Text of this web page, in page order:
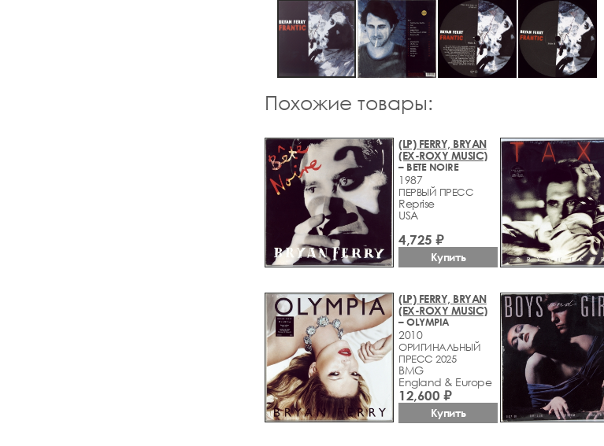
Похожие товары:
(LP) FERRY, BRYAN
(EX-ROXY MUSIC)
– BETE NOIRE
1987
ПЕРВЫЙ ПРЕСС
Reprise
USA
4,725 ₽
Купить
(LP) FERRY, BRYAN
(EX-ROXY MUSIC)
– OLYMPIA
2010
ОРИГИНАЛЬНЫЙ
ПРЕСС 2025
BMG
England & Europe
12,600 ₽
Купить